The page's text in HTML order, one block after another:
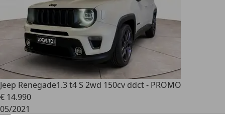
Jeep Renegade1.3 t4 S 2wd 150cv ddct - PROMO
€ 14.990
05/2021